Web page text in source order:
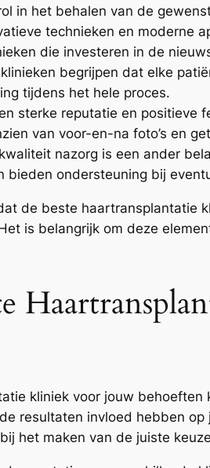
in het behalen van de
technieken en moderne
die investeren in de
begrijpen dat elke
tijdens het hele proces.
sterke reputatie en positieve
van voor-en-na foto’s en
nazorg is een ander
bieden ondersteuning bij
de beste haartransplantatie
is belangrijk om deze
kliniek voor jouw
resultaten invloed hebben
het maken van de juiste